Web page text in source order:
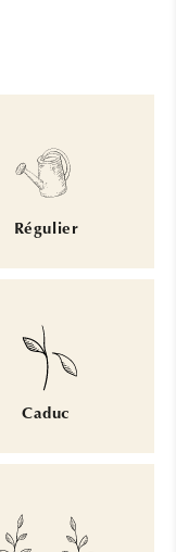
Régulier
Caduc